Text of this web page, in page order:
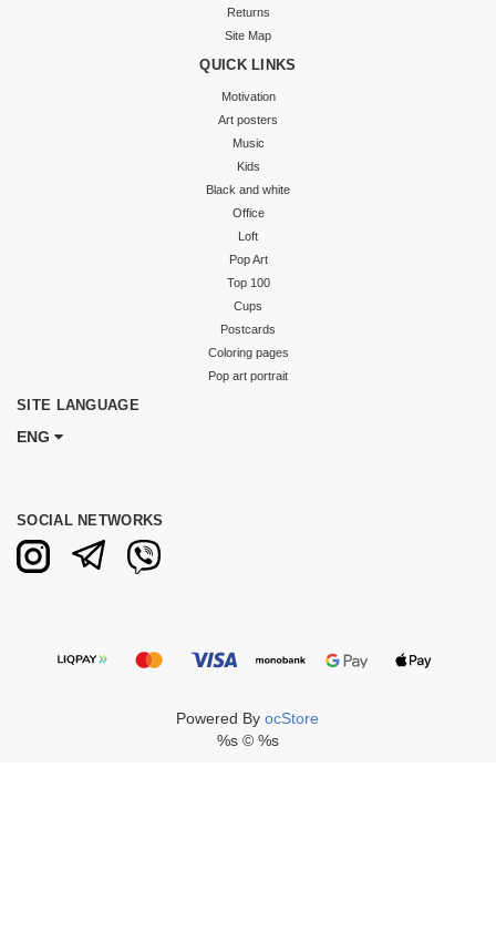
Returns
Site Map
QUICK LINKS
Motivation
Art posters
Music
Kids
Black and white
Office
Loft
Pop Art
Top 100
Cups
Postcards
Coloring pages
Pop art portrait
SITE LANGUAGE
ENG
SOCIAL NETWORKS
Powered ByocStore
%s © %s